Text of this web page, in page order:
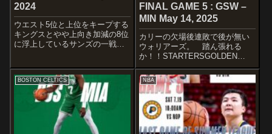
2024
ウエスト5位と上位をキープする
キングスとやや上向き加減の8位
に浮上しているサンズの一戦で
HuerterHarrison BarnesKeegan
Mur...
FINAL GAME 5 : GSW –
MIN May 14, 2025
カリーの欠場後連敗で後が無い
ウォリアーズ。 踏ん張れる
か！！STARTERSGOLDEN
STATE WARRIORS Brandin
Podziemski Buddy Hield Jimmy
Butler lll Draymond Gre...
BOSTON CELTICS NBA